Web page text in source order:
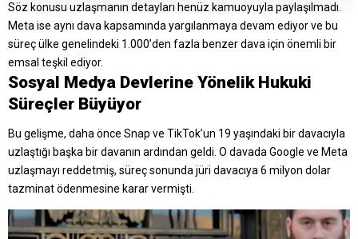
Söz konusu uzlaşmanın detayları henüz kamuoyuyla paylaşılmadı.
Meta ise aynı dava kapsamında yargılanmaya devam ediyor ve bu
süreç ülke genelindeki 1.000’den fazla benzer dava için önemli bir
emsal teşkil ediyor.
Sosyal Medya Devlerine Yönelik Hukuki
Süreçler Büyüyor
Bu gelişme, daha önce Snap ve TikTok’un 19 yaşındaki bir davacıyla
uzlaştığı başka bir davanın ardından geldi. O davada Google ve Meta
uzlaşmayı reddetmiş, süreç sonunda jüri davacıya 6 milyon dolar
tazminat ödenmesine karar vermişti.